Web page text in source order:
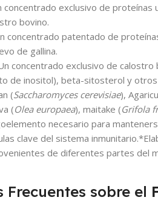
concentrado exclusivo de
bovino.
concentrado patentado de
de gallina.
concentrado exclusivo de calostro
de inositol), beta-sitosterol y
(Saccharomyces cerevisiae),
(Olea europaea), maitake (Grifola
necesario para
clave del sistema
de diferentes partes del
Frecuentes sobre el